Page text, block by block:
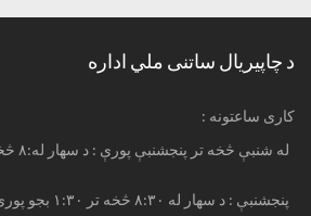
د چاپیریال ساتنی ملي اداره
: کاری ساعتونه
له شنبې څخه تر پنجشنبې پورې : د سهار له:۸ څخه تر :۴ بجو پورې
پنجشنبې : د سهار له ۸:۳۰ څخه تر ۱:۳۰ بجو پورې